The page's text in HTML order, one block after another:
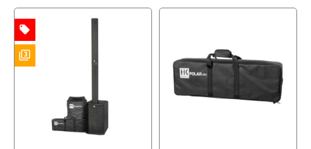
local_offer
filter_3